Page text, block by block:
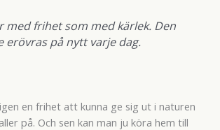
med frihet som med kärlek. Den
erövras på nytt varje dag.
en frihet att kunna ge sig ut i naturen
på. Och sen kan man ju köra hem till